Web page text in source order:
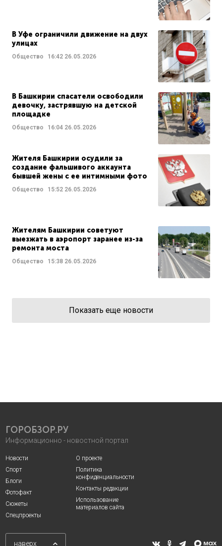
В Уфе ограничили движение на двух
улицах
Общество 16:42 26.05.2026
В Башкирии спасатели освободили
девочку, застрявшую на детской
площадке
Общество 16:04 26.05.2026
Жителя Башкирии осудили за
создание фальшивого аккаунта
бывшей жены с ее интимными фото
Общество 15:52 26.05.2026
Жителям Башкирии советуют
выезжать в аэропорт заранее из-за
ремонта моста
Общество 15:38 26.05.2026
Показать еще новости
ГОРОБЗОР.РУ
Информационно - новостной портал
Новости
Спорт
Блоги
Фотофакт
Сюжеты
Спецпроекты
О проекте
Политика
конфиденциальности
Контакты редакции
Использование
материалов сайта
наверх